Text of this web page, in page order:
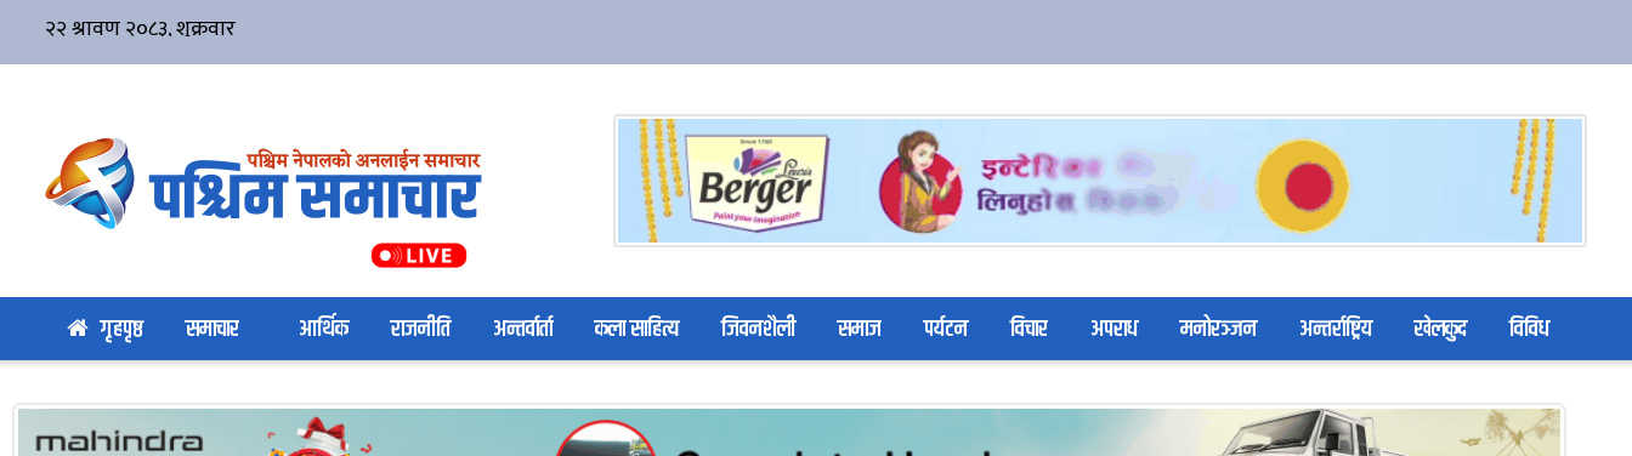
गृहपृष्ठ समाचार आर्थिक राजनीति अन्तर्वार्ता कला साहित्य जिवनशैली समाज पर्यटन विचार अपराध मनोरञ्जन अन्तर्राष्ट्रिय खेलकुद विविध